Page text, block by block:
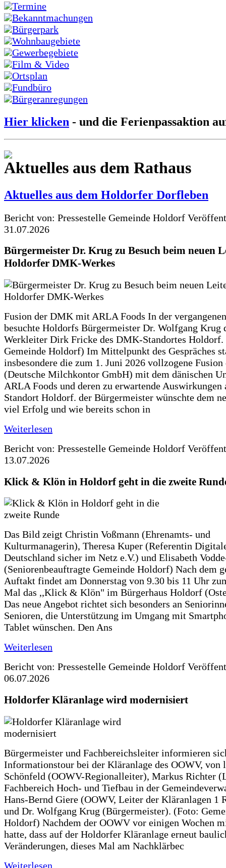
Termine
Bekanntmachungen
Bürgerpark
Wohnbaugebiete
Gewerbegebiete
Film & Video
Ortsplan
Fundbüro
Bürgeranregungen
Hier klicken - und die Ferienpassaktion
Aktuelles aus dem Rathaus
Aktuelles aus dem Holdorfer Dorfleben
Bericht von: Pressestelle Gemeinde Holdorf
31.07.2026
Bürgermeister Dr. Krug zu Besuch beim neuen
Holdorfer DMK-Werkes
Fusion der DMK mit ARLA Foods In der
besuchte Holdorfs Bürgermeister Dr. Wolfgang Krug
Werkleiter Dirk Fricke des DMK-Standortes Holdorf.
Gemeinde Holdorf) Im Mittelpunkt des Gespräches
insbesondere die zum 1. Juni 2026 vollzogene
(Deutsche Milchkontor GmbH) mit dem dänischen
ARLA Foods und deren zu erwartende Auswirkungen
Standort Holdorf. der Bürgermeister wünschte dem
viel Erfolg und wie bereits schon in
Weiterlesen
Bericht von: Pressestelle Gemeinde Holdorf
13.07.2026
Klick & Klön in Holdorf geht in die zweite
Das Bild zeigt Christin Voßmann (Ehrenamts- und
Kulturmanagerin), Theresa Kuper (Referentin
Deutschland sicher im Netz e.V.) und Elisabeth
(Seniorenbeauftragte Gemeinde Holdorf) Nach dem
Auftakt findet am Donnerstag von 9.30 bis 11 Uhr
Mal das ,,Klick & Klön" im Bürgerhaus Holdorf
Das neue Angebot richtet sich besonders an
Senioren, die Unterstützung im Umgang mit
Tablet wünschen. Den Ans
Weiterlesen
Bericht von: Pressestelle Gemeinde Holdorf
06.07.2026
Holdorfer Kläranlage wird modernisiert
Bürgermeister und Fachbereichsleiter informieren
Informationstour bei der Kläranlage des OOWV, von
Schönfeld (OOWV-Regionalleiter), Markus Richter
Fachbereich Hoch- und Tiefbau in der
Hans-Bernd Giere (OOWV, Leiter der Kläranlagen 1
und Dr. Wolfgang Krug (Bürgermeister). (Foto:
Holdorf) Nachdem der OOWV vor einigen Wochen
hatte, dass auf der Holdorfer Kläranlage erneut
Veränderungen, dieses Mal am Nachklärbec
Weiterlesen